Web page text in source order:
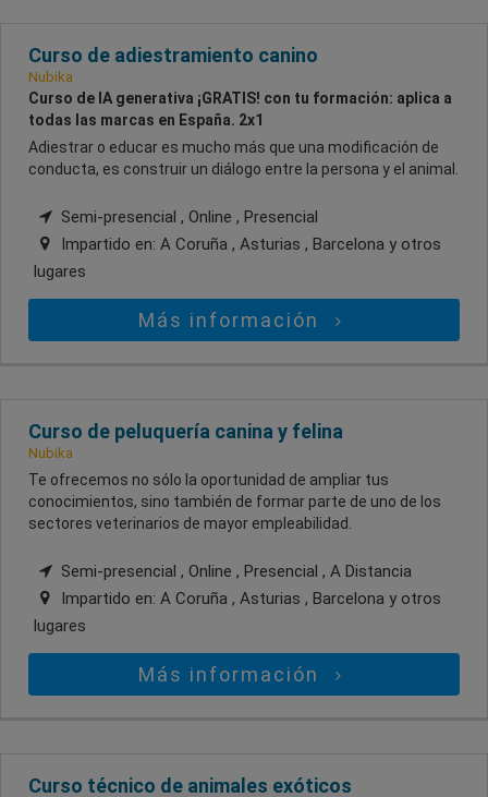
Curso de adiestramiento canino
Nubika
Curso de IA generativa ¡GRATIS! con tu formación: aplica a
todas las marcas en España. 2x1
Adiestrar o educar es mucho más que una modificación de
conducta, es construir un diálogo entre la persona y el animal.
Semi-presencial , Online , Presencial
Impartido en: A Coruña , Asturias , Barcelona y otros
lugares
Más información
Curso de peluquería canina y felina
Nubika
Te ofrecemos no sólo la oportunidad de ampliar tus
conocimientos, sino también de formar parte de uno de los
sectores veterinarios de mayor empleabilidad.
Semi-presencial , Online , Presencial , A Distancia
Impartido en: A Coruña , Asturias , Barcelona y otros
lugares
Más información
Curso técnico de animales exóticos